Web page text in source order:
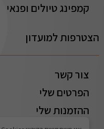
קמפינג טיולים ופנאי
הצטרפות למועדון
צור קשר
הפרטים שלי
ההזמנות שלי